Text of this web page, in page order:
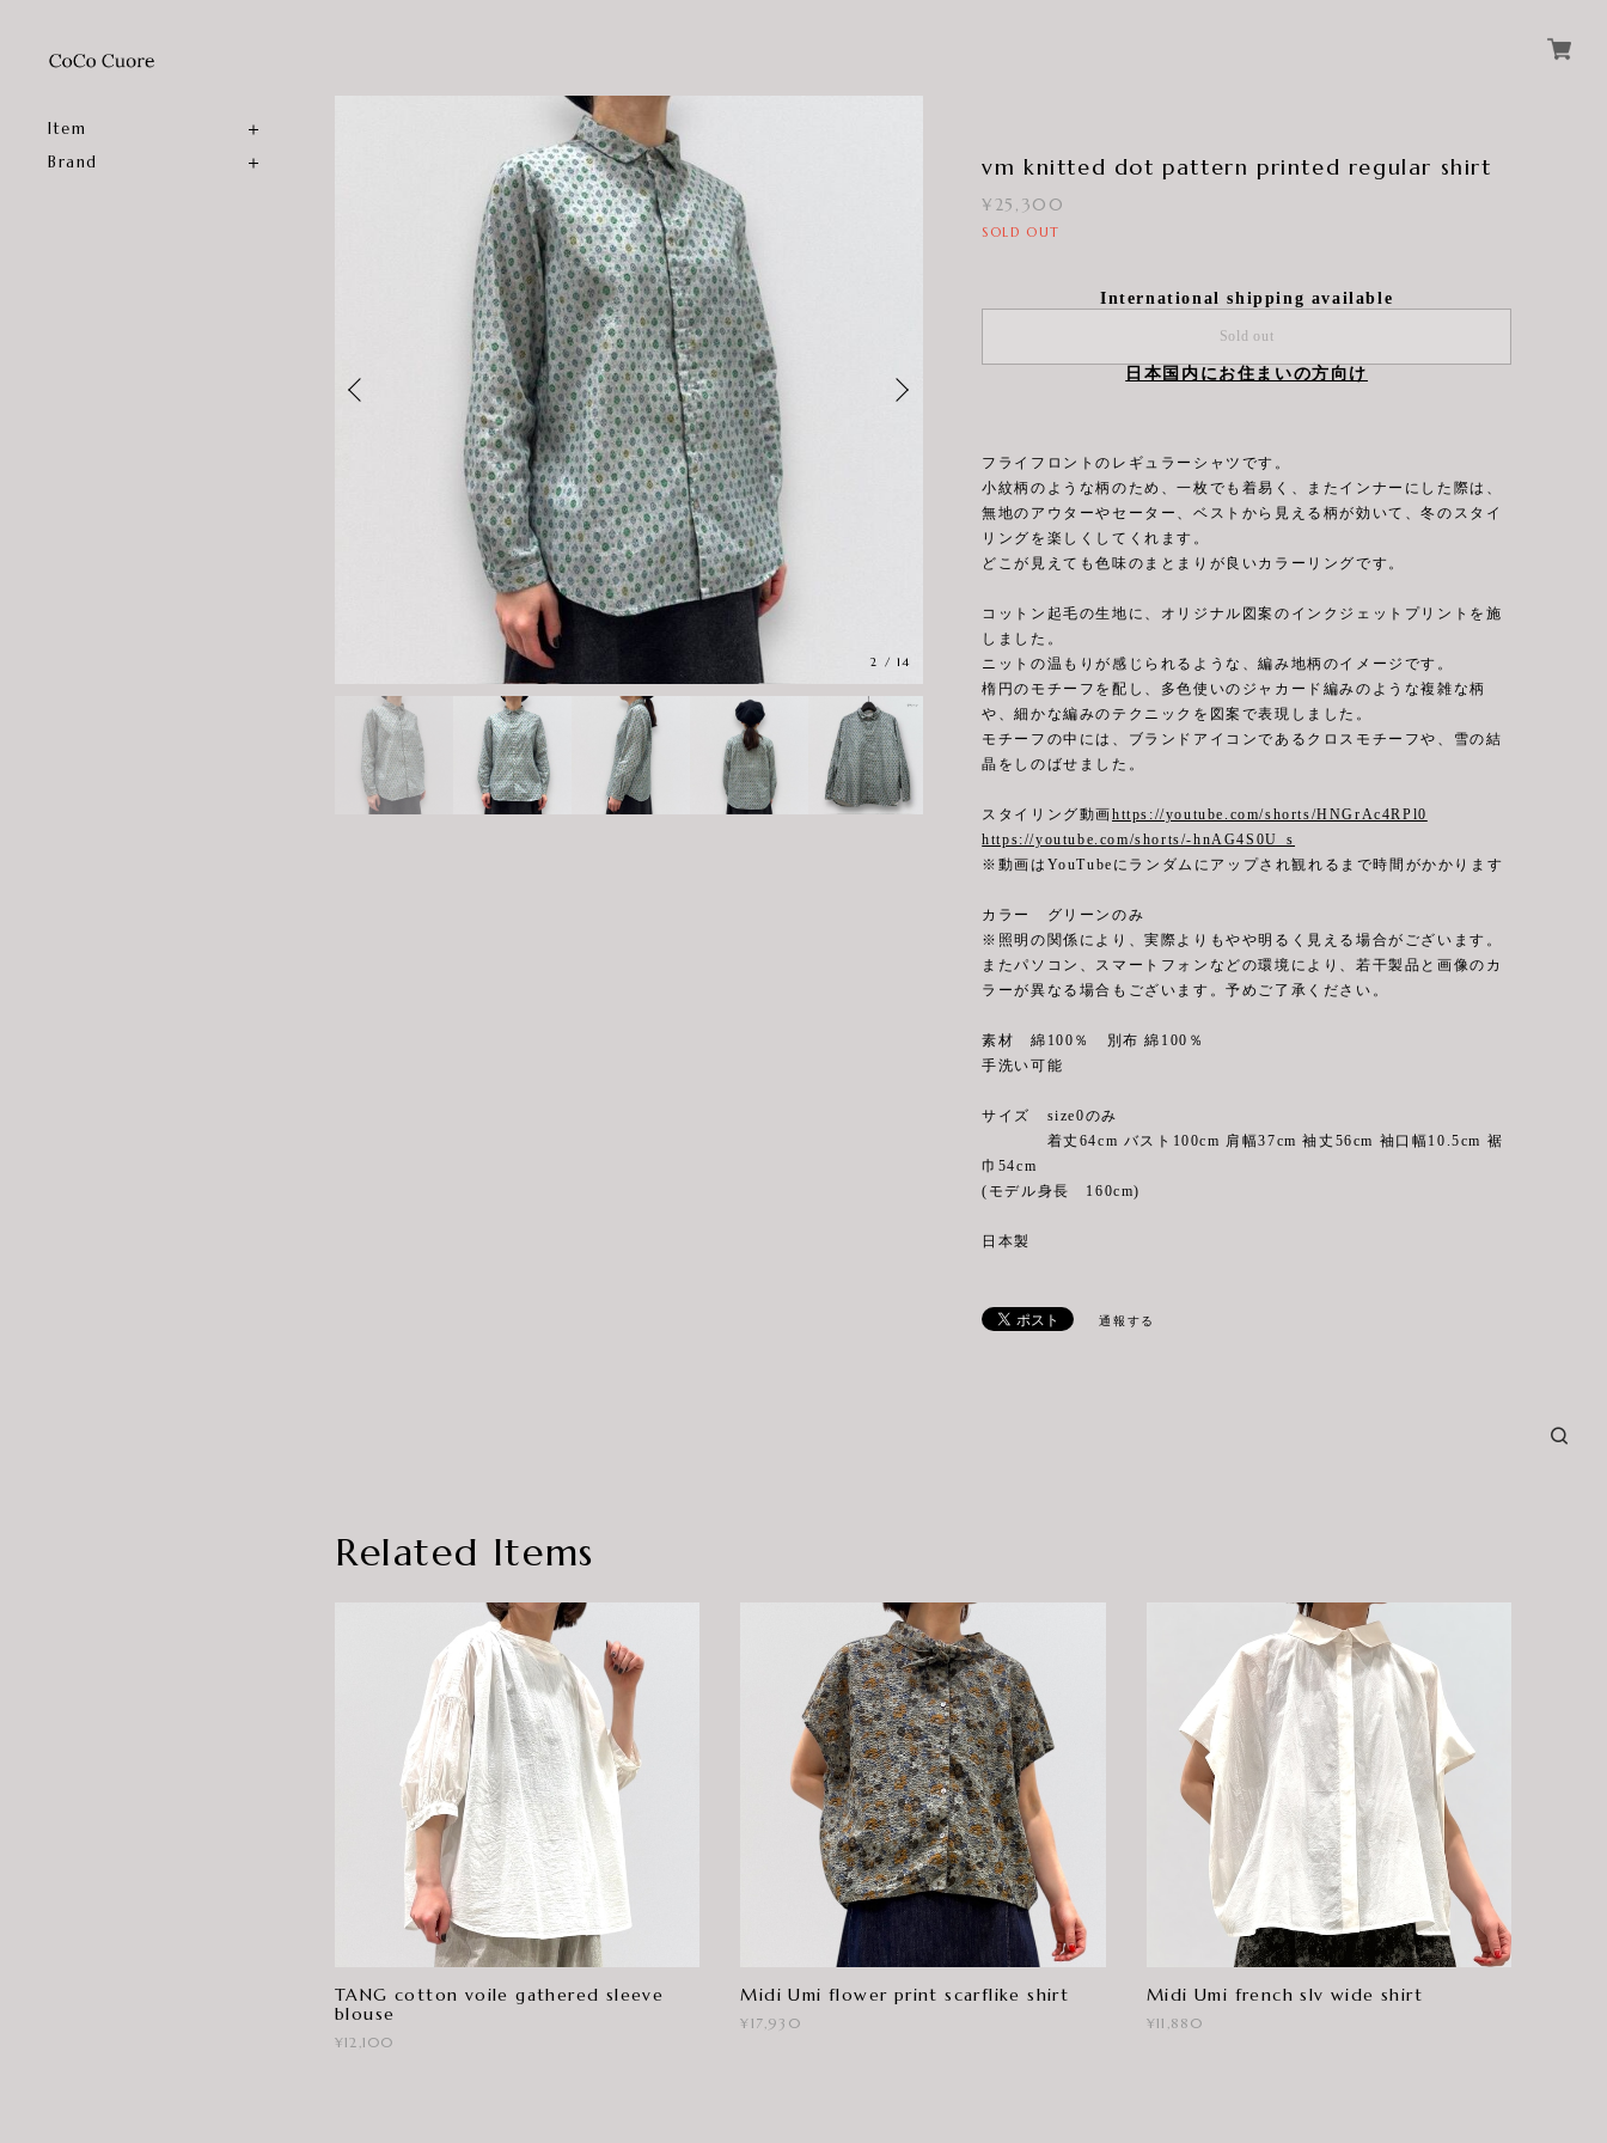
Item
Brand
2 / 14
vm knitted dot pattern printed regular shirt
¥25,300
SOLD OUT
International shipping available
Sold out
日本国内にお住まいの方向け
フライフロントのレギュラーシャツです。
小紋柄のような柄のため、一枚でも着易く、またインナーにした際は、
無地のアウターやセーター、ベストから見える柄が効いて、冬のスタイ
リングを楽しくしてくれます。
どこが見えても色味のまとまりが良いカラーリングです。
コットン起毛の生地に、オリジナル図案のインクジェットプリントを施
しました。
ニットの温もりが感じられるような、編み地柄のイメージです。
楕円のモチーフを配し、多色使いのジャカード編みのような複雑な柄
や、細かな編みのテクニックを図案で表現しました。
モチーフの中には、ブランドアイコンであるクロスモチーフや、雪の結
晶をしのばせました。
スタイリング動画https://youtube.com/shorts/HNGrAc4RPl0
https://youtube.com/shorts/-hnAG4S0U_s
※動画はYouTubeにランダムにアップされ観れるまで時間がかかります
カラー グリーンのみ
※照明の関係により、実際よりもやや明るく見える場合がございます。
またパソコン、スマートフォンなどの環境により、若干製品と画像のカ
ラーが異なる場合もございます。予めご了承ください。
素材 綿100％ 別布 綿100％
手洗い可能
サイズ size0のみ
着丈64cm バスト100cm 肩幅37cm 袖丈56cm 袖口幅10.5cm 裾
巾54cm
(モデル身長 160cm)
日本製
通報する
Related Items
TANG cotton voile gathered sleeve
blouse
¥12,100
Midi Umi flower print scarflike shirt
¥17,930
Midi Umi french slv wide shirt
¥11,880